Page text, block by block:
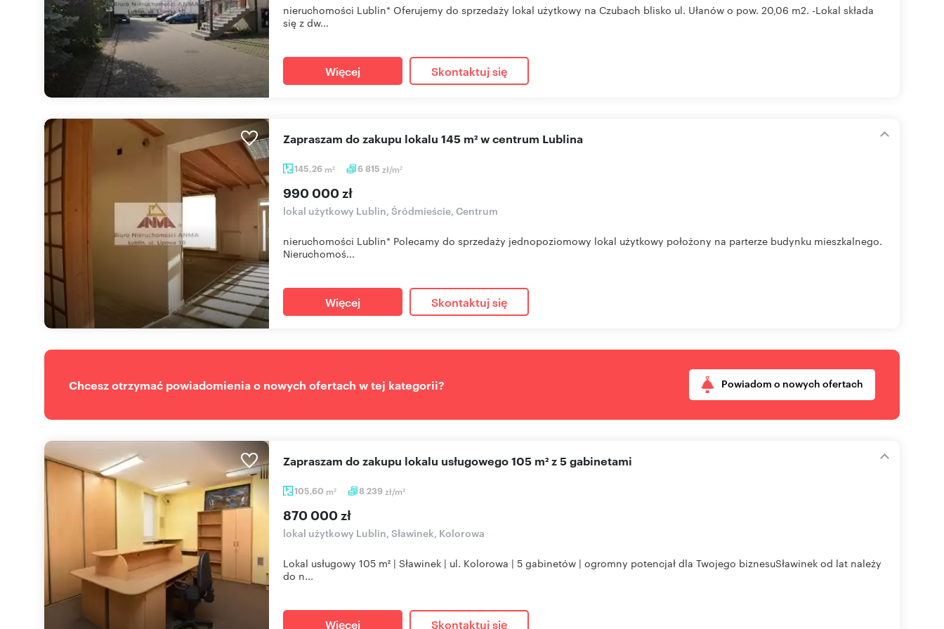
nieruchomości Lublin* Oferujemy do sprzedaży lokal użytkowy na Czubach blisko ul. Ułanów o pow. 20,06 m2. -Lokal składa
się z dw...
Więcej Skontaktuj się
145,26 m2 6 815 zł/m2
Zapraszam do zakupu lokalu 145 m² w centrum Lublina
990 000 zł
lokal użytkowy Lublin, Śródmieście, Centrum
nieruchomości Lublin* Polecamy do sprzedaży jednopoziomowy lokal użytkowy położony na parterze budynku mieszkalnego.
Nieruchomoś...
Więcej Skontaktuj się
Chcesz otrzymać powiadomienia o nowych ofertach w tej kategorii? Powiadom o nowych ofertach
105,60 m2 8 239zł/m2
Zapraszam do zakupu lokalu usługowego 105 m² z 5 gabinetami
870 000 zł
lokal użytkowy Lublin, Sławinek, Kolorowa
Lokal usługowy 105 m² | Sławinek | ul. Kolorowa | 5 gabinetów | ogromny potencjał dla Twojego biznesuSławinek od lat należy
do n...
Więcej Skontaktuj się